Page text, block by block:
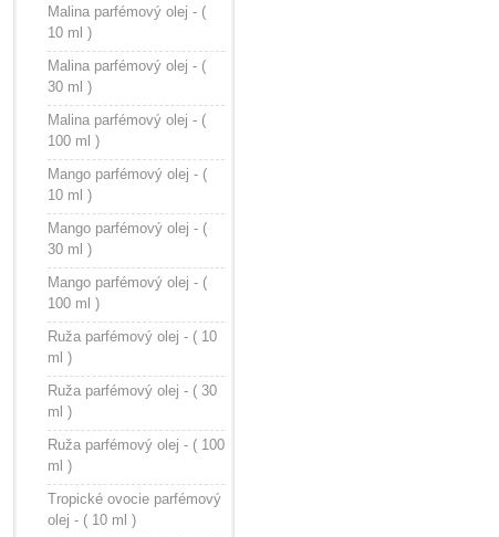
Malina parfémový olej - (
10 ml )
Malina parfémový olej - (
30 ml )
Malina parfémový olej - (
100 ml )
Mango parfémový olej - (
10 ml )
Mango parfémový olej - (
30 ml )
Mango parfémový olej - (
100 ml )
Ruža parfémový olej - ( 10
ml )
Ruža parfémový olej - ( 30
ml )
Ruža parfémový olej - ( 100
ml )
Tropické ovocie parfémový
olej - ( 10 ml )